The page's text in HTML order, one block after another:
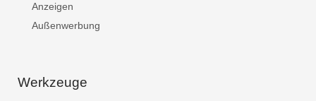
Anzeigen
Außenwerbung
Werkzeuge